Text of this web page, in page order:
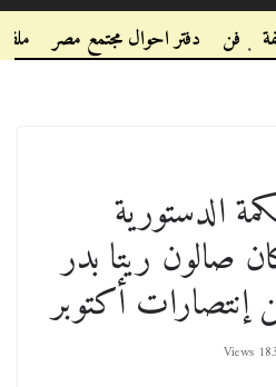
. فن دفتر احوال مجتمع مصر
الدستورية
صالون ريتا بدر
إنتصارات أكتوبر
1831